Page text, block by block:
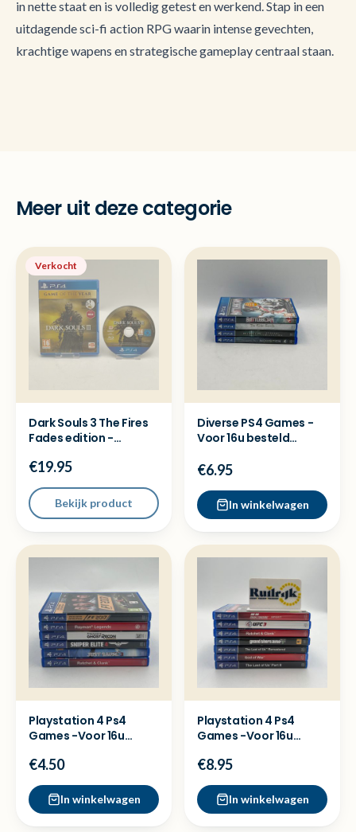
in nette staat en is volledig getest en werkend. Stap in een
uitdagende sci-fi action RPG waarin intense gevechten,
krachtige wapens en strategische gameplay centraal staan.
Meer uit deze categorie
Verkocht
Dark Souls 3 The Fires
Fades edition -
€19.95
Bekijk product
Diverse PS4 Games -
Voor 16u besteld
verzonden
€6.95
In winkelwagen
Playstation 4 Ps4
Games -Voor 16u
verz
€4.50
In winkelwagen
Playstation 4 Ps4
Games -Voor 16u
verz
€8.95
In winkelwagen